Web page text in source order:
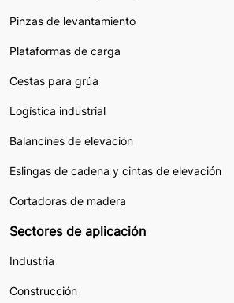
Pinzas de levantamiento
Plataformas de carga
Cestas para grúa
Logística industrial
Balancínes de elevación
Eslingas de cadena y cintas de elevación
Cortadoras de madera
Sectores de aplicación
Industria
Construcción